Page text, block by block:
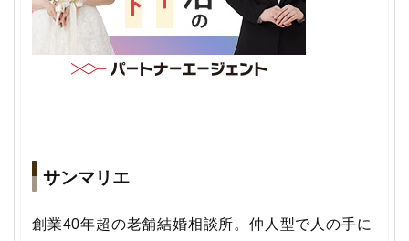
サンマリエ
創業40年超の老舗結婚相談所。仲人型で人の手に